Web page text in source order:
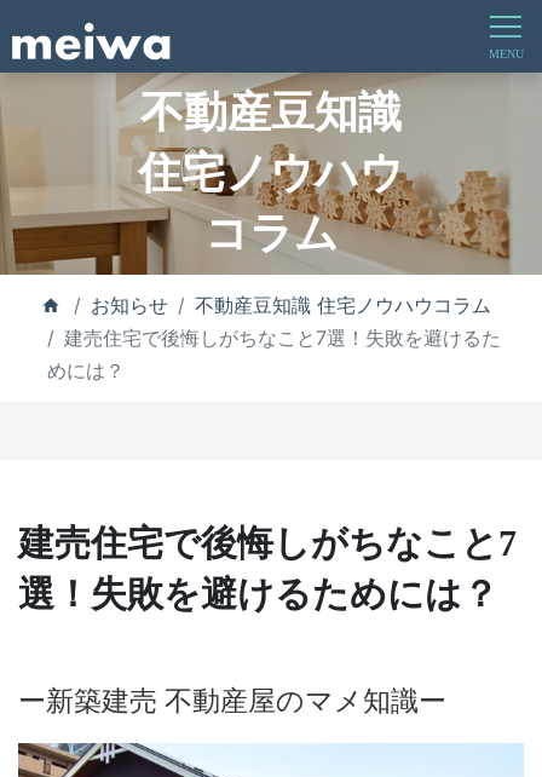
不動産豆知識
住宅ノウハウ
コラム
お知らせ
不動産豆知識 住宅ノウハウコラム
建売住宅で後悔しがちなこと7選！失敗を避けるた
めには？
建売住宅で後悔しがちなこと7
選！失敗を避けるためには？
ー新築建売 不動産屋のマメ知識ー